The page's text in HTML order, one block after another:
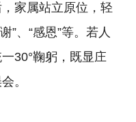
家属站立原位，轻
”、“感恩”等。 若人
30°鞠躬，既显庄
。